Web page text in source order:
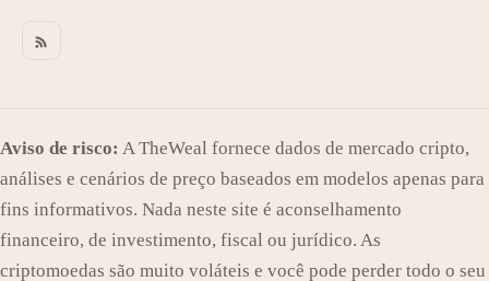
Aviso de risco: A TheWeal fornece dados de mercado cripto,
análises e cenários de preço baseados em modelos apenas para
fins informativos. Nada neste site é aconselhamento
financeiro, de investimento, fiscal ou jurídico. As
criptomoedas são muito voláteis e você pode perder todo o seu